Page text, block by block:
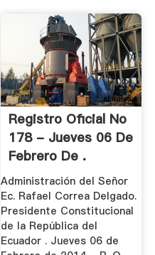
Registro Oficial No
178 - Jueves 06 De
Febrero De .
Administración del Señor
Ec. Rafael Correa Delgado.
Presidente Constitucional
de la República del
Ecuador . Jueves 06 de